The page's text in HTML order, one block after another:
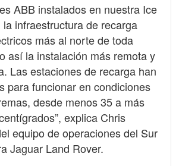
ABB instalados en nuestra Ice
infraestructura de recarga
más al norte de toda
así la instalación más remota y
Las estaciones de recarga han
para funcionar en condiciones
desde menos 35 a más
explica Chris
equipo de operaciones del Sur
Jaguar Land Rover.